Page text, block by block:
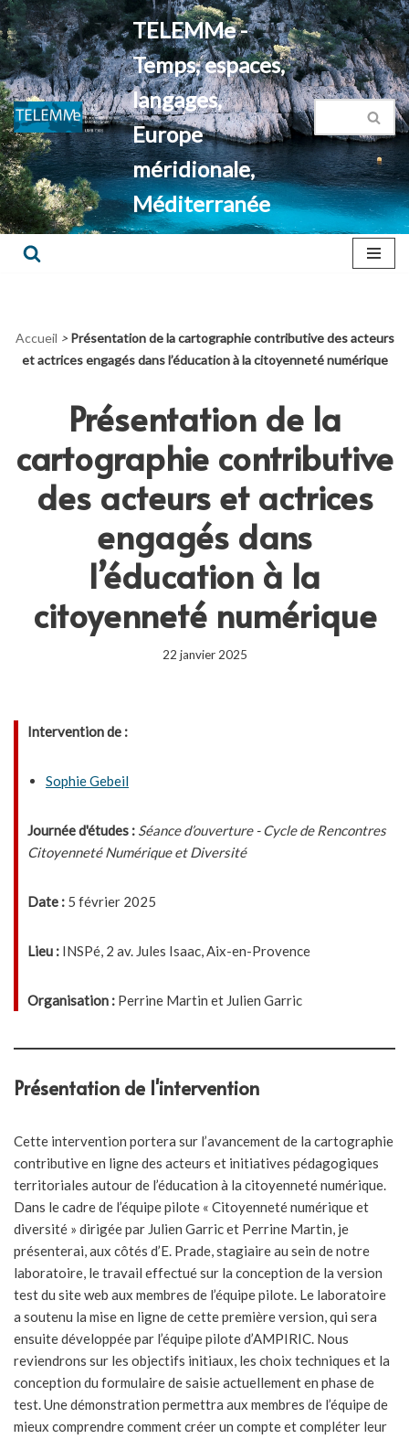
Aller
au
contenu
TELEMMe -
Temps, espaces,
langages,
Europe
méridionale,
Méditerranée
Accueil > Présentation de la cartographie contributive des acteurs
et actrices engagés dans l’éducation à la citoyenneté numérique
Présentation de la
cartographie contributive
des acteurs et actrices
engagés dans
l’éducation à la
citoyenneté numérique
22 janvier 2025
Intervention de :
Sophie Gebeil
Journée d'études : Séance d’ouverture - Cycle de Rencontres
Citoyenneté Numérique et Diversité
Date : 5 février 2025
Lieu : INSPé, 2 av. Jules Isaac, Aix-en-Provence
Organisation : Perrine Martin et Julien Garric
Présentation de l'intervention
Cette intervention portera sur l’avancement de la cartographie
contributive en ligne des acteurs et initiatives pédagogiques
territoriales autour de l’éducation à la citoyenneté numérique.
Dans le cadre de l’équipe pilote « Citoyenneté numérique et
diversité » dirigée par Julien Garric et Perrine Martin, je
présenterai, aux côtés d’E. Prade, stagiaire au sein de notre
laboratoire, le travail effectué sur la conception de la version
test du site web aux membres de l’équipe pilote. Le laboratoire
a soutenu la mise en ligne de cette première version, qui sera
ensuite développée par l’équipe pilote d’AMPIRIC. Nous
reviendrons sur les objectifs initiaux, les choix techniques et la
conception du formulaire de saisie actuellement en phase de
test. Une démonstration permettra aux membres de l’équipe de
mieux comprendre comment créer un compte et compléter leur